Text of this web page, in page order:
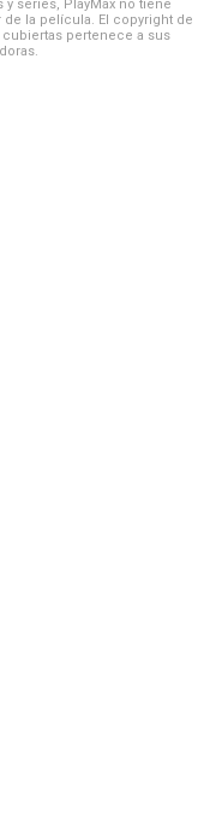
series, PlayMax no tiene
la película. El copyright de
pertenece a sus